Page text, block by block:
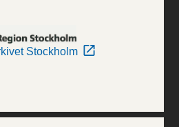
Stockholm